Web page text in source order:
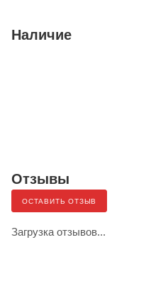
Наличие
Отзывы
ОСТАВИТЬ ОТЗЫВ
Загрузка отзывов...